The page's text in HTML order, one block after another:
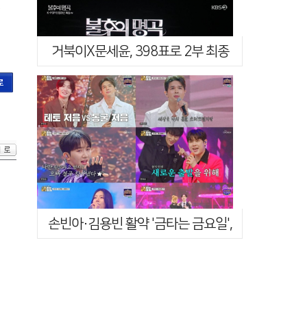
거북이X문세윤, 398표로 2부 최종
우승…채연도 눈물의 축하('불후의 …
손빈아·김용빈 활약 '금타는 금요일',